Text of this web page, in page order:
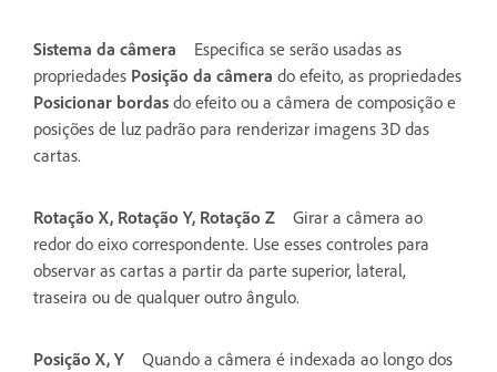
Sistema da câmera
Especifica se serão usadas as
propriedades Posição da câmera do efeito, as propriedades
Posicionar bordas do efeito ou a câmera de composição e
posições de luz padrão para renderizar imagens 3D das
cartas.
Rotação X, Rotação Y, Rotação Z
Girar a câmera ao
redor do eixo correspondente. Use esses controles para
observar as cartas a partir da parte superior, lateral,
traseira ou de qualquer outro ângulo.
Posição X, Y
Quando a câmera é indexada ao longo dos